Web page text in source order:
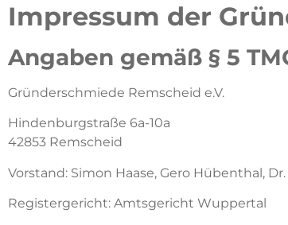
Impressum der
Angaben gemäß § 5
Gründerschmiede Remscheid e.V.
Hindenburgstraße 6a-10a
42853 Remscheid
Vorstand: Simon Haase, Gero Hübenthal,
Registergericht: Amtsgericht Wuppertal